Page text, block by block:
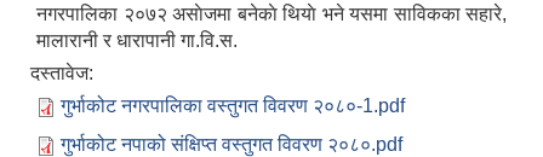
नगरपालिका २०७२ असाेजमा बनेकाे थियाे भने यसमा साविकका सहारे,
मालारानी र धारापानी गा.वि.स.
दस्तावेज:
गुर्भाकोट नगरपालिका वस्तुगत विवरण २०८०-1.pdf
गुर्भाकोट नपाको संक्षिप्त वस्तुगत विवरण २०८०.pdf